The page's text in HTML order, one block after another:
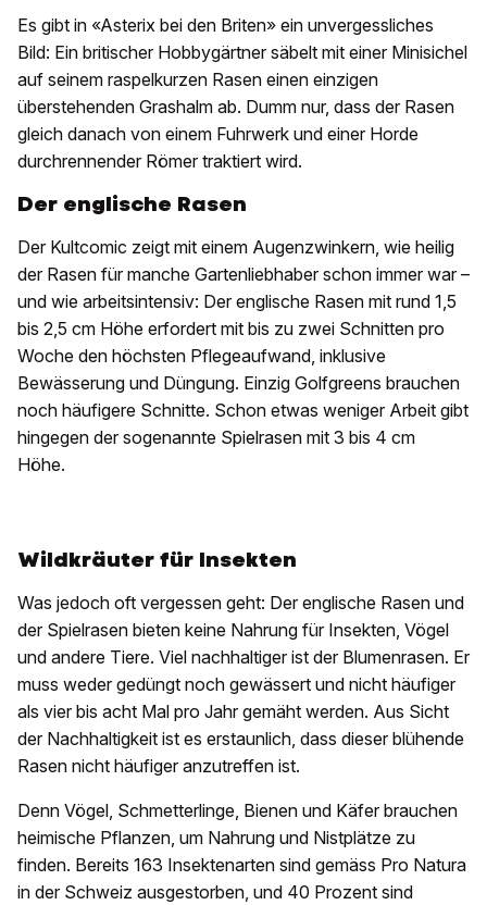
Es gibt in «Asterix bei den Briten» ein unvergessliches
Bild: Ein britischer Hobbygärtner säbelt mit einer Minisichel
auf seinem raspelkurzen Rasen einen einzigen
überstehenden Grashalm ab. Dumm nur, dass der Rasen
gleich danach von einem Fuhrwerk und einer Horde
durchrennender Römer traktiert wird.
Der englische Rasen
Der Kultcomic zeigt mit einem Augenzwinkern, wie heilig
der Rasen für manche Gartenliebhaber schon immer war –
und wie arbeitsintensiv: Der englische Rasen mit rund 1,5
bis 2,5 cm Höhe erfordert mit bis zu zwei Schnitten pro
Woche den höchsten Pflegeaufwand, inklusive
Bewässerung und Düngung. Einzig Golfgreens brauchen
noch häufigere Schnitte. Schon etwas weniger Arbeit gibt
hingegen der sogenannte Spielrasen mit 3 bis 4 cm
Höhe.
Wildkräuter für Insekten
Was jedoch oft vergessen geht: Der englische Rasen und
der Spielrasen bieten keine Nahrung für Insekten, Vögel
und andere Tiere. Viel nachhaltiger ist der Blumenrasen. Er
muss weder gedüngt noch gewässert und nicht häufiger
als vier bis acht Mal pro Jahr gemäht werden. Aus Sicht
der Nachhaltigkeit ist es erstaunlich, dass dieser blühende
Rasen nicht häufiger anzutreffen ist.
Denn Vögel, Schmetterlinge, Bienen und Käfer brauchen
heimische Pflanzen, um Nahrung und Nistplätze zu
finden. Bereits 163 Insektenarten sind gemäss Pro Natura
in der Schweiz ausgestorben, und 40 Prozent sind